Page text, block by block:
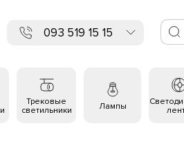
093 519 15 15
Трековые
светильники
Лампы